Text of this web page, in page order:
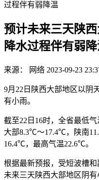
过程伴有弱降温
预计未来三天陕
降水过程伴有弱
来源： 网络 2023-09-23
9月22日陕西大部地区以阴
有小雨。
截至22日16时，全省最低
大部8.3℃～17.4℃，陕南
16.4℃，最高气温22.6℃。
根据最新预报，受短波槽
未来三天陕西大部地区阴